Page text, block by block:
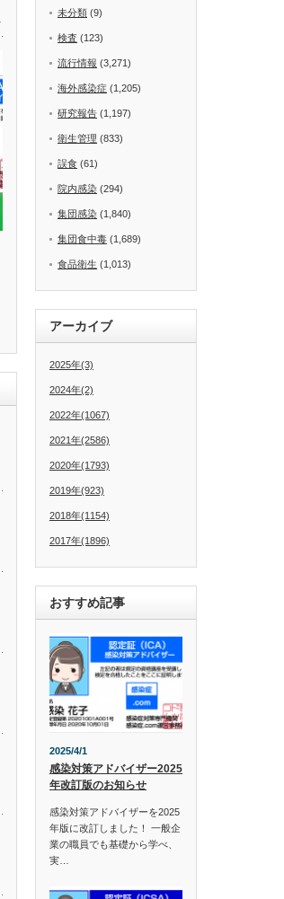
未分類 (9)
検査 (123)
流行情報 (3,271)
海外感染症 (1,205)
研究報告 (1,197)
衛生管理 (833)
誤食 (61)
院内感染 (294)
集団感染 (1,840)
集団食中毒 (1,689)
食品衛生 (1,013)
アーカイブ
2025年(3)
2024年(2)
2022年(1067)
2021年(2586)
2020年(1793)
2019年(923)
2018年(1154)
2017年(1896)
おすすめ記事
2025/4/1
感染対策アドバイザー2025
年改訂版のお知らせ
感染対策アドバイザーを2025
年版に改訂しました！ 一般企
業の職員でも基礎から学べ、
実…